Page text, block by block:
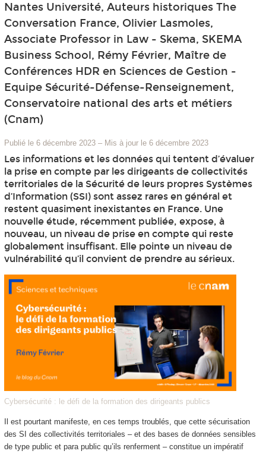
Nantes Université, Auteurs historiques The
Conversation France, Olivier Lasmoles,
Associate Professor in Law - Skema, SKEMA
Business School, Rémy Février, Maître de
Conférences HDR en Sciences de Gestion -
Equipe Sécurité-Défense-Renseignement,
Conservatoire national des arts et métiers
(Cnam)
Publié le 6 décembre 2023 – Mis à jour le 6 décembre 2023
Les informations et les données qui tentent d’évaluer
la prise en compte par les dirigeants de collectivités
territoriales de la Sécurité de leurs propres Systèmes
d’Information (SSI) sont assez rares en général et
restent quasiment inexistantes en France. Une
nouvelle étude, récemment publiée, expose, à
nouveau, un niveau de prise en compte qui reste
globalement insuffisant. Elle pointe un niveau de
vulnérabilité qu’il convient de prendre au sérieux.
Cybersécurité : le défi de la formation des dirigeants publics
Il est pourtant manifeste, en ces temps troublés, que cette sécurisation
des SI des collectivités territoriales – et des bases de données sensibles
de type public et para public qu’ils renferment – constitue un impératif